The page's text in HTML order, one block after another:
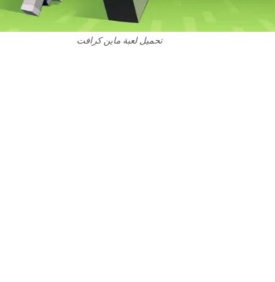
تحميل لعبة ماين كرافت